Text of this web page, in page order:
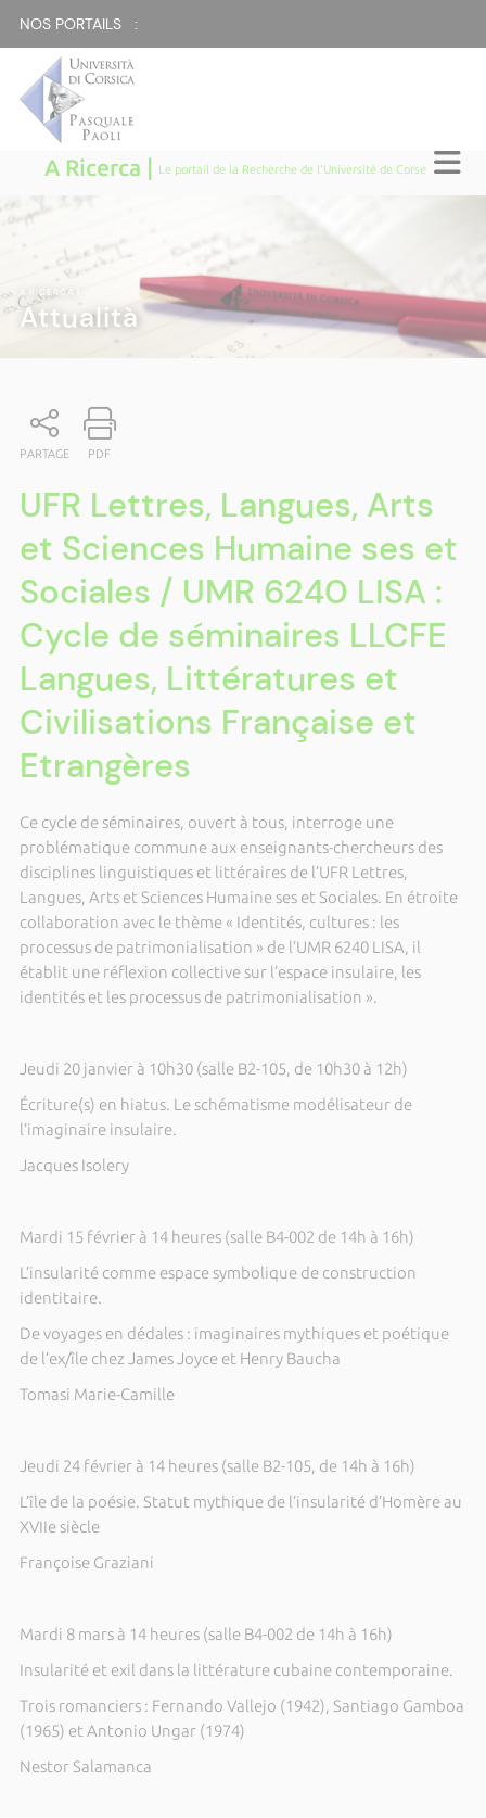
NOS PORTAILS :
A Ricerca | Le portail de la Recherche de l'Université de Corse
A RICERCA
Attualità
PARTAGE PDF
UFR Lettres, Langues, Arts
et Sciences Humaine ses et
Sociales / UMR 6240 LISA :
Cycle de séminaires LLCFE
Langues, Littératures et
Civilisations Française et
Etrangères
Ce cycle de séminaires, ouvert à tous, interroge une
problématique commune aux enseignants-chercheurs des
disciplines linguistiques et littéraires de l’UFR Lettres,
Langues, Arts et Sciences Humaine ses et Sociales. En étroite
collaboration avec le thème « Identités, cultures : les
processus de patrimonialisation » de l’UMR 6240 LISA, il
établit une réflexion collective sur l’espace insulaire, les
identités et les processus de patrimonialisation ».
Jeudi 20 janvier à 10h30 (salle B2-105, de 10h30 à 12h)
Écriture(s) en hiatus. Le schématisme modélisateur de
l’imaginaire insulaire.
Jacques Isolery
Mardi 15 février à 14 heures (salle B4-002 de 14h à 16h)
L’insularité comme espace symbolique de construction
identitaire.
De voyages en dédales : imaginaires mythiques et poétique
de l’ex/île chez James Joyce et Henry Baucha
Tomasi Marie-Camille
Jeudi 24 février à 14 heures (salle B2-105, de 14h à 16h)
L’île de la poésie. Statut mythique de l’insularité d’Homère au
XVIIe siècle
Françoise Graziani
Mardi 8 mars à 14 heures (salle B4-002 de 14h à 16h)
Insularité et exil dans la littérature cubaine contemporaine.
Trois romanciers : Fernando Vallejo (1942), Santiago Gamboa
(1965) et Antonio Ungar (1974)
Nestor Salamanca